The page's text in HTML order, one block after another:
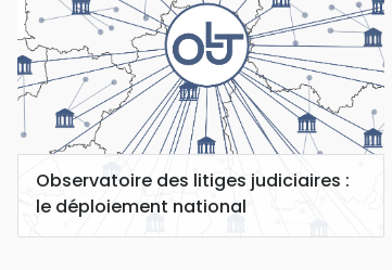
Observatoire des litiges judiciaires :
le déploiement national